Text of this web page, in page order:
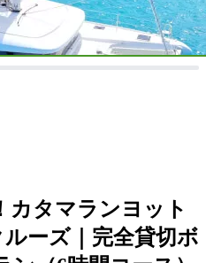
カタマランヨット
ーズ｜完全貸切ボ